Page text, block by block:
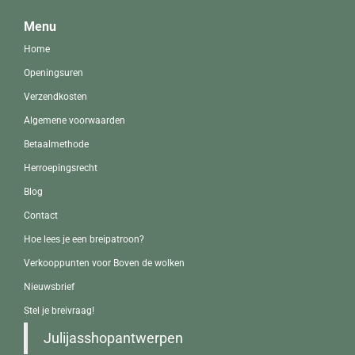
Menu
Home
Openingsuren
Verzendkosten
Algemene voorwaarden
Betaalmethode
Herroepingsrecht
Blog
Contact
Hoe lees je een breipatroon?
Verkooppunten voor Boven de wolken
Nieuwsbrief
Stel je breivraag!
Julijasshopantwerpen